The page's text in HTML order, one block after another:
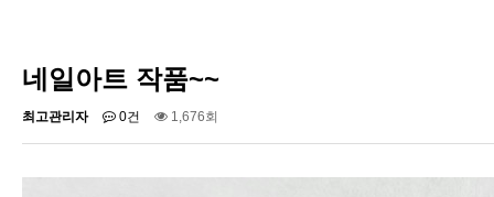
네일아트 작품~~
최고관리자 0건 1,676회